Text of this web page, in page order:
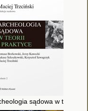
kryminologiczno-
sądowa w teorii i